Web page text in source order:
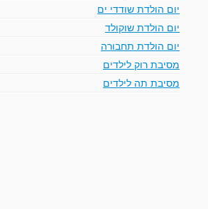
יום הולדת שודדי ים
יום הולדת שוקולד
יום הולדת תחבורה
מסיבת רוק לילדים
מסיבת תה לילדים